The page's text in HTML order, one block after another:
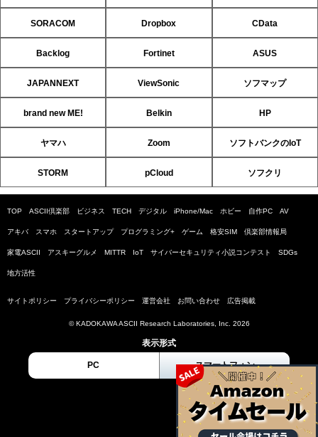
SORACOM Dropbox CData
Backlog Fortinet ASUS
JAPANNEXT ViewSonic ソフマップ
brand new ME! Belkin HP
ヤマハ Zoom ソフトバンクのIoT
STORM pCloud ソフクリ
TOP ASCII倶楽部 ビジネス TECH デジタル iPhone/Mac ホビー 自作PC AV
アキバ スマホ スタートアップ プログラミング+ ゲーム 格安SIM 倶楽部情報局
家電ASCII アスキーグルメ MITTR IoT サイバーセキュリティ小説コンテスト SDGs
地方活性
サイトポリシー プライバシーポリシー 運営会社 お問い合わせ 広告掲載
© KADOKAWA ASCII Research Laboratories, Inc. 2026
表示形式
PC スマートフォン